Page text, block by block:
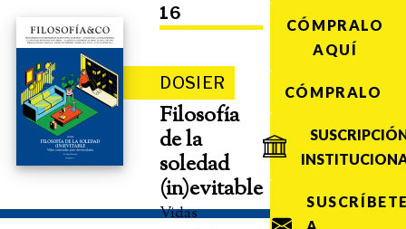
16
DOSIER
Filosofía
de la
soledad
(in)evitable
Vidas
CÓMPRALO
AQUÍ
CÓMPRALO
A